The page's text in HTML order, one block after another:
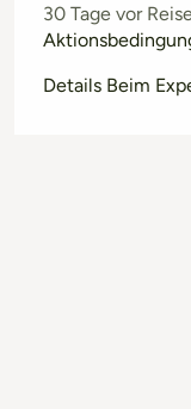
30 Tage vor
Details Beim